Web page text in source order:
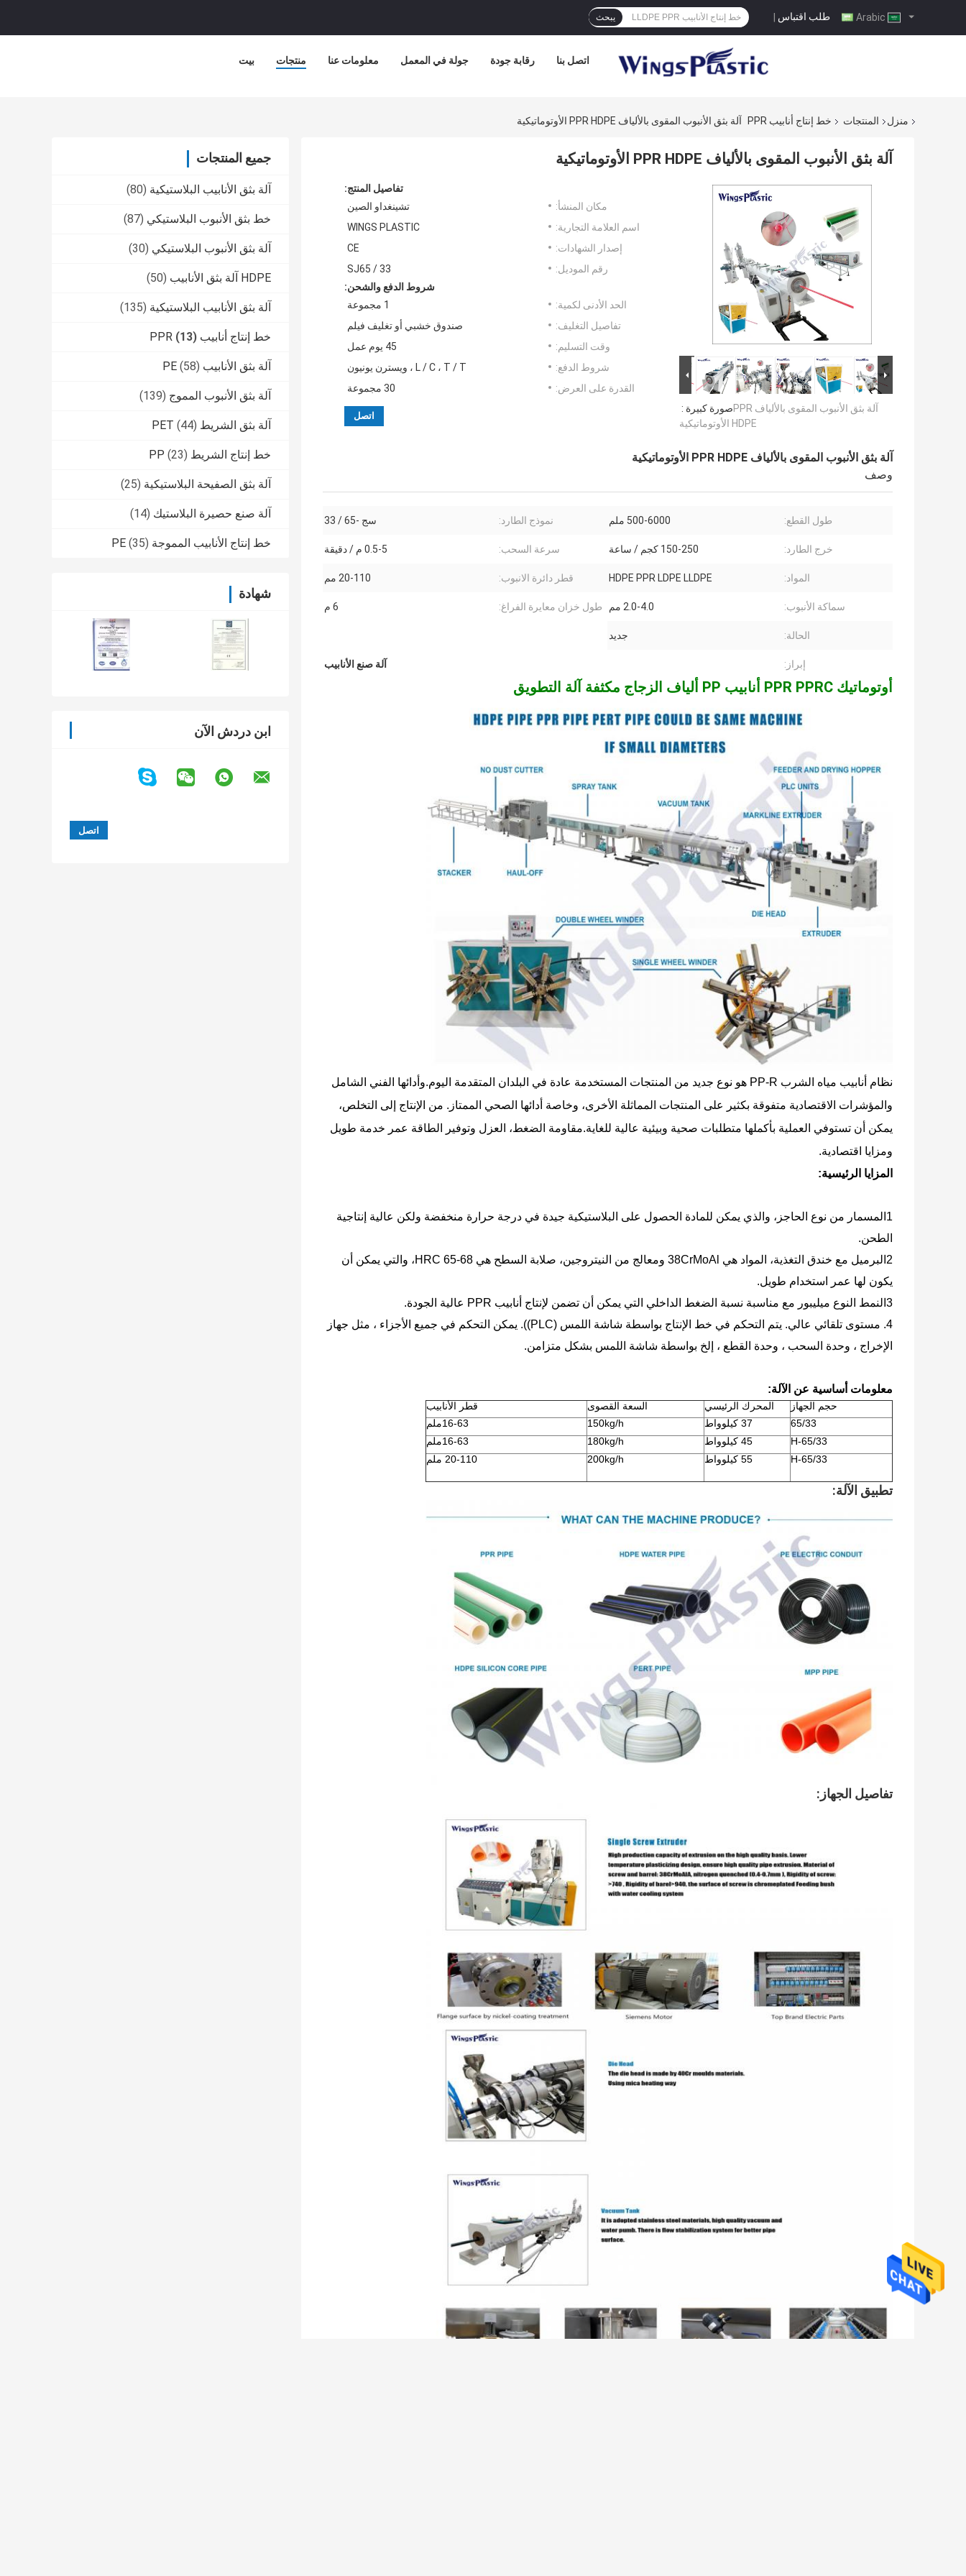
طلب اقتباس | يبحث
بيت منتجات معلومات عنا جولة في المعمل رقابة جودة اتصل بنا
منزل المنتجات خط إنتاج أنابيب PPR آلة بثق الأنبوب المقوى بالألياف PPR HDPE الأوتوماتيكية
جميع المنتجات
آلة بثق الأنابيب البلاستيكية (80)
خط بثق الأنبوب البلاستيكي (87)
آلة بثق الأنبوب البلاستيكي (30)
HDPE آلة بثق الأنابيب (50)
آلة بثق الأنابيب البلاستيكية (135)
خط إنتاج أنابيب PPR (13)
آلة بثق الأنابيب PE (58)
آلة بثق الأنبوب المموج (139)
آلة بثق الشريط PET (44)
خط إنتاج الشريط PP (23)
آلة بثق الصفيحة البلاستيكية (25)
آلة صنع حصيرة البلاستيك (14)
خط إنتاج الأنابيب المموجة PE (35)
شهادة
ابن دردش الآن
آلة بثق الأنبوب المقوى بالألياف PPR HDPE الأوتوماتيكية
صورة كبيرة :آلة بثق الأنبوب المقوى بالألياف PPR
HDPE الأوتوماتيكية
تفاصيل المنتج:
مكان المنشأ:
تشينغداو الصين
اسم العلامة التجارية:
WINGS PLASTIC
إصدار الشهادات:
CE
رقم الموديل:
SJ65 / 33
شروط الدفع والشحن:
الحد الأدنى لكمية:
1 مجموعة
تفاصيل التغليف:
صندوق خشبي أو تغليف فيلم
وقت التسليم:
45 يوم عمل
شروط الدفع:
L / C ، T / T ، ويسترن يونيون
القدرة على العرض:
30 مجموعة
اتصل
آلة بثق الأنبوب المقوى بالألياف PPR HDPE الأوتوماتيكية
وصف
طول القطع: 500-6000 ملم نموذج الطارد: سج -65 / 33
خرج الطارد: 150-250 كجم / ساعة سرعة السحب: 0.5-5 م / دقيقة
المواد: HDPE PPR LDPE LLDPE قطر دائرة الانبوب: 20-110 مم
سماكة الأنبوب: 2.0-4.0 مم طول خزان معايرة الفراغ: 6 م
الحالة: جديد
إبراز: آلة صنع الأنابيب
أوتوماتيك PPR PPRC أنابيب PP ألياف الزجاج مكثفة آلة التطويق
نظام أنابيب مياه الشرب PP-R هو نوع جديد من المنتجات المستخدمة عادة في البلدان المتقدمة اليوم.وأدائها الفني الشامل
والمؤشرات الاقتصادية متفوقة بكثير على المنتجات المماثلة الأخرى، وخاصة أدائها الصحي الممتاز. من الإنتاج إلى التخلص،
يمكن أن تستوفي العملية بأكملها متطلبات صحية وبيئية عالية للغاية.مقاومة الضغط، العزل وتوفير الطاقة عمر خدمة طويل
ومزايا اقتصادية.
المزايا الرئيسية:
1المسمار من نوع الحاجز، والذي يمكن للمادة الحصول على البلاستيكية جيدة في درجة حرارة منخفضة ولكن عالية إنتاجية
الطحن.
2البرميل مع خندق التغذية، المواد هي 38CrMoAl ومعالج من النيتروجين، صلابة السطح هي HRC 65-68، والتي يمكن أن
يكون لها عمر استخدام طويل.
3النمط النوع ميليبور مع مناسبة نسبة الضغط الداخلي التي يمكن أن تضمن لإنتاج أنابيب PPR عالية الجودة.
4. مستوى تلقائي عالي. يتم التحكم في خط الإنتاج بواسطة شاشة اللمس (PLC)). يمكن التحكم في جميع الأجزاء ، مثل جهاز
الإخراج ، وحدة السحب ، وحدة القطع ، إلخ بواسطة شاشة اللمس بشكل متزامن.
معلومات أساسية عن الآلة:
حجم الجهاز المحرك الرئيسي السعة القصوى
قطر الأنابيب
65/33
37 كيلوواط 150kg/h
16-63ملم
65/33-H
45 كيلوواط 180kg/h
16-63ملم
65/33-H
55 كيلوواط 200kg/h 20-110 ملم
تطبيق الآلة:
تفاصيل الجهاز: